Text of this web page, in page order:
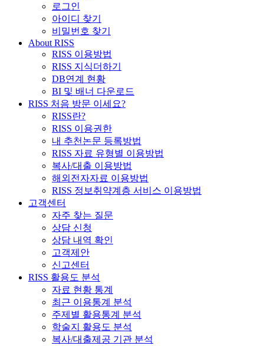
로그인
아이디 찾기
비밀번호 찾기
About RISS
RISS 이용방법
RISS 지식더하기
DB연계 현황
BI 및 배너 다운로드
RISS 처음 방문 이세요?
RISS란?
RISS 이용권한
내 추천논문 등록방법
RISS 자료 유형별 이용방법
복사/대출 이용방법
해외전자자료 이용방법
RISS 정보취약계층 서비스 이용방법
고객센터
자주 찾는 질문
상담 신청
상담 내역 확인
고객제안
신고센터
RISS 활용도 분석
자료 현황 통계
최근 이용통계 분석
주제별 활용통계 분석
학술지 활용도 분석
복사/대출제공 기관 분석